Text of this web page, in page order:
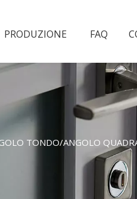
PRODUZIONE FAQ
TONDO/ANGOLO